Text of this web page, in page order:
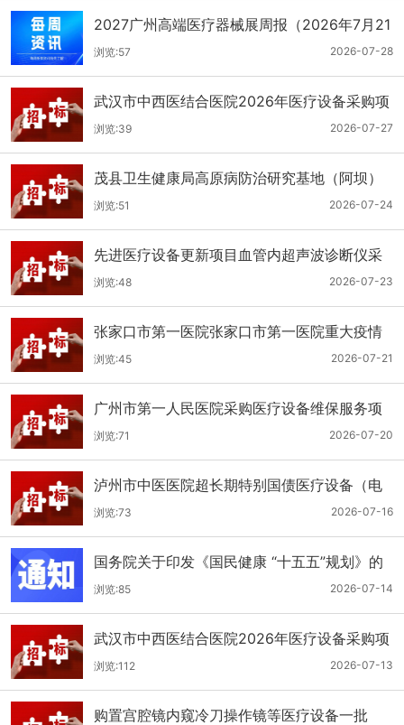
2027广州高端医疗器械展周报（2026年7月21
-27日）
2026-07-28
浏览:57
武汉市中西医结合医院2026年医疗设备采购项
目三十三公开招标公告
2026-07-27
浏览:39
茂县卫生健康局高原病防治研究基地（阿坝）
手术、急救及生命支持类医疗设备购置项目招
标公告
2026-07-24
浏览:51
先进医疗设备更新项目血管内超声波诊断仪采
购（三次）公开招标公告
2026-07-23
浏览:48
张家口市第一医院张家口市第一医院重大疫情
救治基地手术室及重症监护室医疗设备采购项
目更正公告
2026-07-21
浏览:45
广州市第一人民医院采购医疗设备维保服务项
目（2026年第1批）(二次)（项目编号：GZSY-
2026FW-06）采购更正公告
2026-07-20
浏览:71
泸州市中医医院超长期特别国债医疗设备（电
子胃肠镜系统）采购更正公告（第二次）2026-07-16
浏览:73
国务院关于印发《国民健康 “十五五”规划》的
通知
2026-07-14
浏览:85
武汉市中西医结合医院2026年医疗设备采购项
目四公开招标公告
2026-07-13
浏览:112
购置宫腔镜内窥冷刀操作镜等医疗设备一批